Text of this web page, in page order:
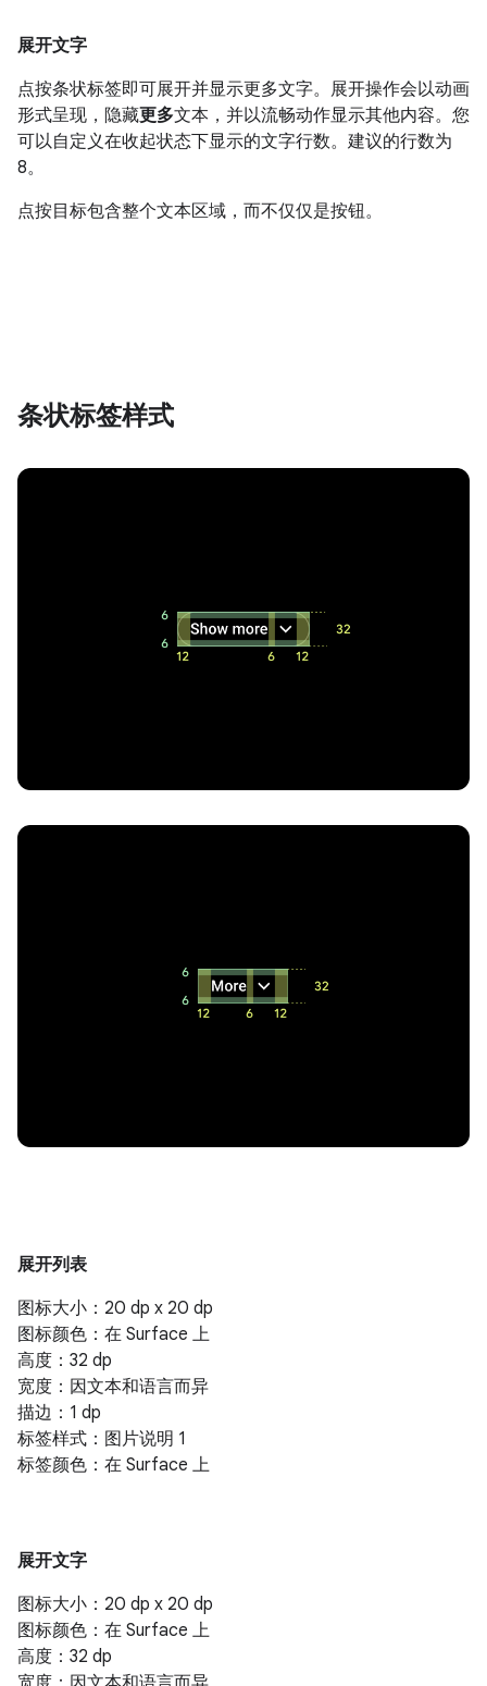
展开文字
点按条状标签即可展开并显示更多文字。展开操作会以动画
形式呈现，隐藏更多文本，并以流畅动作显示其他内容。您
可以自定义在收起状态下显示的文字行数。建议的行数为
8。
点按目标包含整个文本区域，而不仅仅是按钮。
条状标签样式
展开列表
图标大小：20 dp x 20 dp
图标颜色：在 Surface 上
高度：32 dp
宽度：因文本和语言而异
描边：1 dp
标签样式：图片说明 1
标签颜色：在 Surface 上
展开文字
图标大小：20 dp x 20 dp
图标颜色：在 Surface 上
高度：32 dp